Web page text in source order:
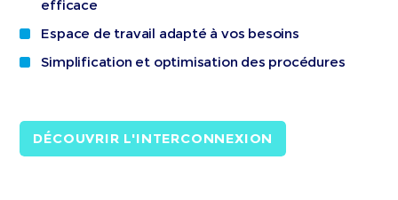
efficace
Espace de travail adapté à vos besoins
Simplification et optimisation des procédures
DÉCOUVRIR L'INTERCONNEXION